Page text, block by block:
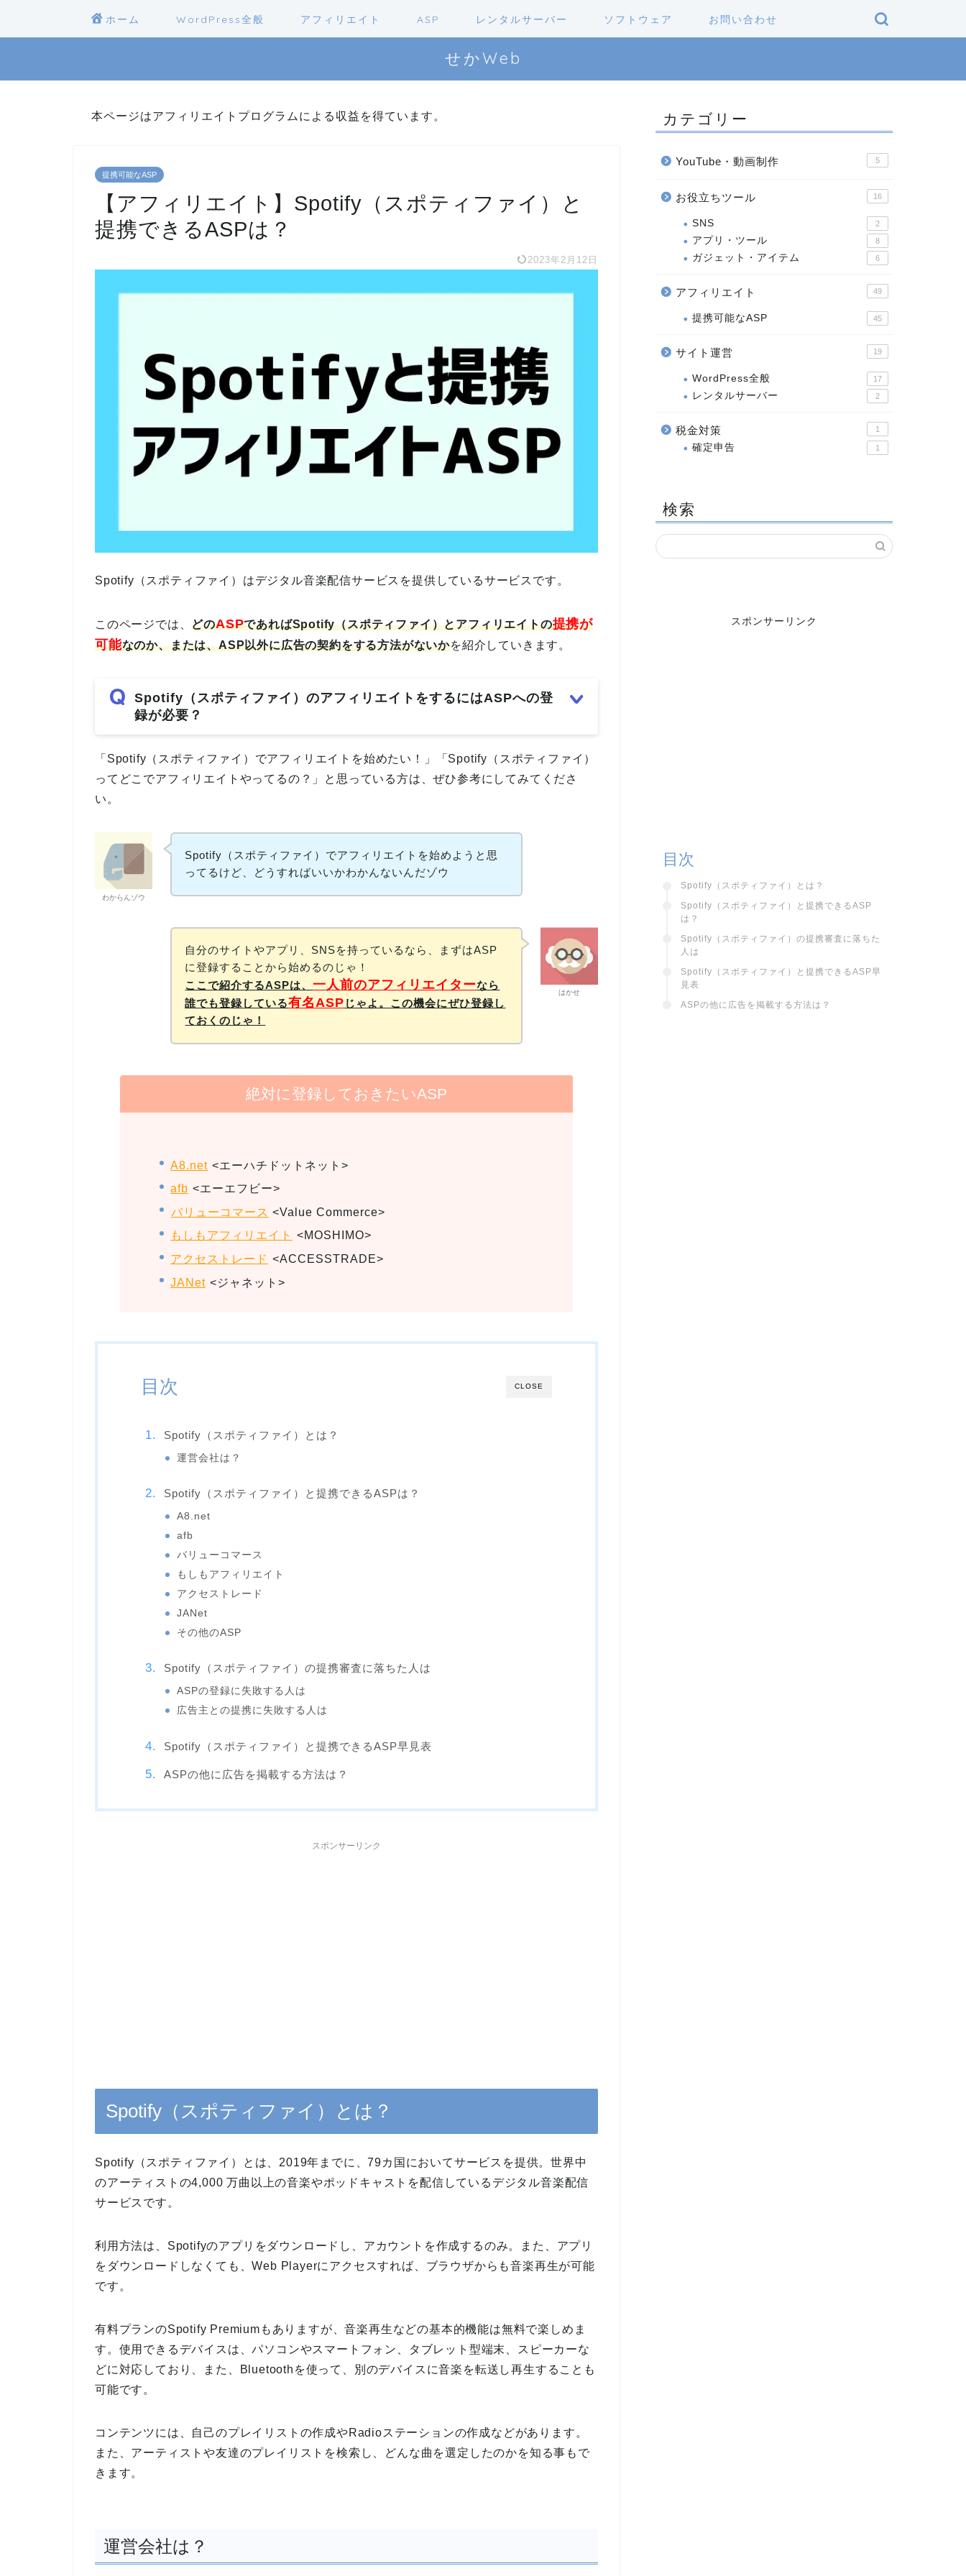
ホーム WordPress全般 アフィリエイト ASP レンタルサーバー ソフトウェア お問い合わせ
せかWeb
本ページはアフィリエイトプログラムによる収益を得ています。
提携可能なASP
【アフィリエイト】Spotify（スポティファイ）と
提携できるASPは？
2023年2月12日
Spotify（スポティファイ）はデジタル音楽配信サービスを提供しているサービスです。
このページでは、どのASPであればSpotify（スポティファイ）とアフィリエイトの提携が
可能なのか、または、ASP以外に広告の契約をする方法がないかを紹介していきます。
Spotify（スポティファイ）のアフィリエイトをするにはASPへの登
録が必要？
「Spotify（スポティファイ）でアフィリエイトを始めたい！」「Spotify（スポティファイ）
ってどこでアフィリエイトやってるの？」と思っている方は、ぜひ参考にしてみてくださ
い。
わからんゾウ
Spotify（スポティファイ）でアフィリエイトを始めようと思
ってるけど、どうすればいいかわかんないんだゾウ
はかせ
自分のサイトやアプリ、SNSを持っているなら、まずはASP
に登録することから始めるのじゃ！
ここで紹介するASPは、一人前のアフィリエイターなら
誰でも登録している有名ASP じゃよ。この機会にぜひ登録し
ておくのじゃ！
絶対に登録しておきたいASP
A8.net <エーハチドットネット>
afb <エーエフビー>
バリューコマース <Value Commerce>
もしもアフィリエイト
<MOSHIMO>
アクセストレード <ACCESSTRADE>
JANet <ジャネット>
CLOSE
目次
Spotify（スポティファイ）とは？
運営会社は？
Spotify（スポティファイ）と提携できるASPは？
A8.net
afb
バリューコマース
もしもアフィリエイト
アクセストレード
JANet
その他のASP
Spotify（スポティファイ）の提携審査に落ちた人は
ASPの登録に失敗する人は
広告主との提携に失敗する人は
Spotify（スポティファイ）と提携できるASP早見表
ASPの他に広告を掲載する方法は？
スポンサーリンク
Spotify（スポティファイ）とは？
Spotify（スポティファイ）とは、2019年までに、79カ国においてサービスを提供。世界中
のアーティストの4,000 万曲以上の音楽やポッドキャストを配信しているデジタル音楽配信
サービスです。
利用方法は、Spotifyのアプリをダウンロードし、アカウントを作成するのみ。また、アプリ
をダウンロードしなくても、Web Playerにアクセスすれば、ブラウザからも音楽再生が可能
です。
有料プランのSpotify Premiumもありますが、音楽再生などの基本的機能は無料で楽しめま
す。使用できるデバイスは、パソコンやスマートフォン、タブレット型端末、スピーカーな
どに対応しており、また、Bluetoothを使って、別のデバイスに音楽を転送し再生することも
可能です。
コンテンツには、自己のプレイリストの作成やRadioステーションの作成などがあります。
また、アーティストや友達のプレイリストを検索し、どんな曲を選定したのかを知る事もで
きます。
運営会社は？
カテゴリー
YouTube・動画制作 5
お役立ちツール 16
SNS 2
アプリ・ツール 8
ガジェット・アイテム 6
アフィリエイト 49
提携可能なASP 45
サイト運営 19
WordPress全般 17
レンタルサーバー 2
税金対策 1
確定申告 1
検索
スポンサーリンク
目次
Spotify（スポティファイ）とは？
Spotify（スポティファイ）と提携できるASP
は？
Spotify（スポティファイ）の提携審査に落ちた
人は
Spotify（スポティファイ）と提携できるASP早
見表
ASPの他に広告を掲載する方法は？